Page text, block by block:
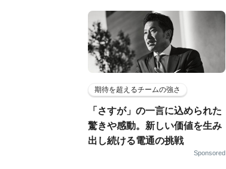
期待を超えるチームの強さ
「さすが」の一言に込められた
驚きや感動。新しい価値を生み
出し続ける電通の挑戦
Sponsored